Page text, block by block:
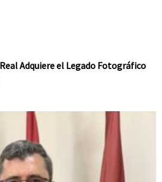
Adquiere el Legado Fotográfico